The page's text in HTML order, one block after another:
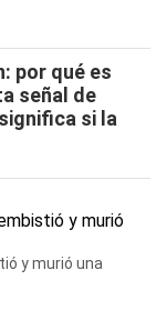
por qué es
señal de
si la
y murió una